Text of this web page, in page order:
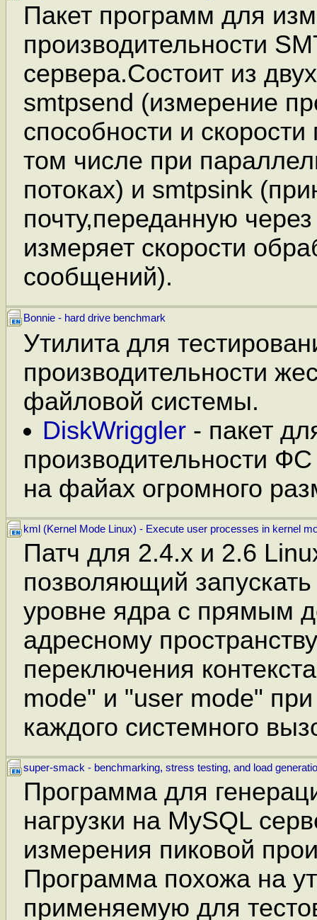
Пакет программ для
производительности
сервера.Состоит из
smtpsend (измерение
способности и
том числе при
потоках) и smtpsink
почту,переданную
измеряет скорости
сообщений).
Bonnie - hard drive benchmark
Утилита для
производительности
файловой системы.
DiskWriggler- пакет
производительности
на файах огромного
kml (Kernel Mode Linux) - Execute user processes in kernel
Патч для 2.4.x и 2.6
позволяющий
уровне ядра с прямым
адресному
переключения
mode" и "user mode"
каждого системного
super-smack - benchmarking, stress testing, and load
Программа для
нагрузки на MySQL
измерения пиковой
Программа похожа на
применяемую для